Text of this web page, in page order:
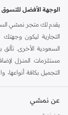
نقدم مجموعة واسعة من
امباير وسيتمتس
فليكس ، وسيرن
من الألوان ، من ألوان
لدينا تشمل التصاميم
رياضية للأطفال
الوصف 02:
تعملين على تحقيق
الوجهة الأفضل للتسوق
يقدم لك متجر نمشي
التجارية ليكون وجهتك
السعودية الأخرى. تألق
مستلزمات المنزل
التجميل بكافة
أفضل العلامات
عن نمشي